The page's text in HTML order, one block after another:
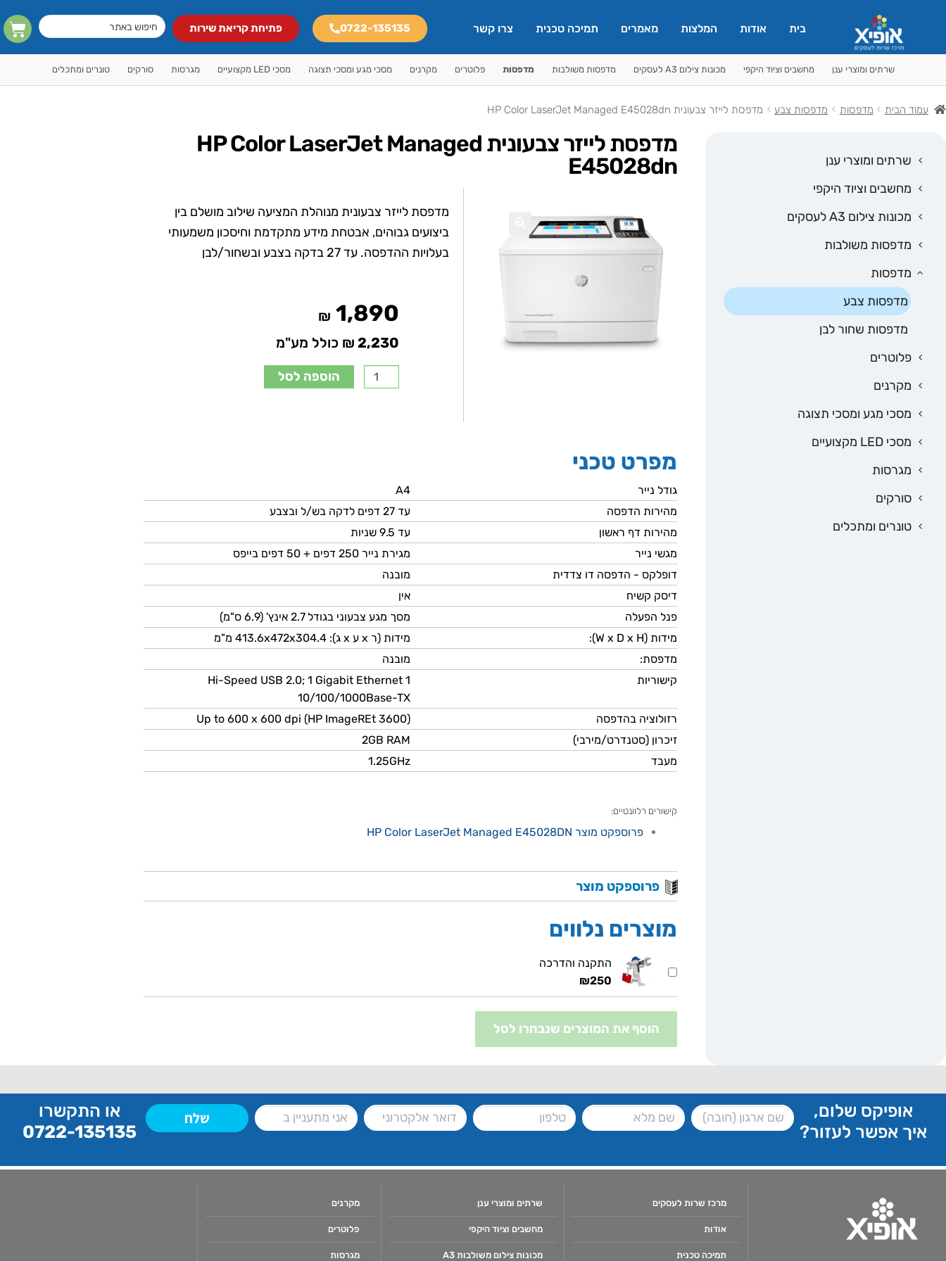
בית אודות המלצות מאמרים תמיכה טכנית צרו קשר 0722-135135 פתיחת קריאת שירות
שרתים ומוצרי ענן מחשבים וציוד היקפי מכונות צילום A3 לעסקים מדפסות משולבות מדפסות פלוטרים מקרנים מסכי מגע ומסכי תצוגה מסכי LED מקצועיים מגרסות סורקים טונרים ומתכלים
עמוד הבית מדפסות מדפסות צבע מדפסת לייזר צבעונית HP Color LaserJet Managed E45028dn
שרתים ומוצרי ענן
מחשבים וציוד היקפי
מכונות צילום A3 לעסקים
מדפסות משולבות
מדפסות
מדפסות צבע
מדפסות שחור לבן
פלוטרים
מקרנים
מסכי מגע ומסכי תצוגה
מסכי LED מקצועיים
מגרסות
סורקים
טונרים ומתכלים
מדפסת לייזר צבעונית HP Color LaserJet Managed
E45028dn
מדפסת לייזר צבעונית מנוהלת המציעה שילוב מושלם בין
ביצועים גבוהים, אבטחת מידע מתקדמת וחיסכון משמעותי
בעלויות ההדפסה. עד 27 בדקה בצבע ובשחור/לבן
1,890
₪
2,230 ₪ כולל מע"מ
הוספה לסל
מפרט טכני
גודל נייר
A4
מהירות הדפסה
עד 27 דפים לדקה בש/ל ובצבע
מהירות דף ראשון
עד 9.5 שניות
מגשי נייר
מגירת נייר 250 דפים + 50 דפים בייפס
דופלקס - הדפסה דו צדדית
מובנה
דיסק קשיח
אין
פנל הפעלה
מסך מגע צבעוני בגודל 2.7 אינץ' (6.9 ס"מ)
מידות (W x D x H):
מידות (ר x ע x ג): 413.6x472x304.4 מ"מ
מדפסת:
מובנה
קישוריות
1 Hi-Speed USB 2.0; 1 Gigabit Ethernet
10/100/1000Base-TX
רזולוציה בהדפסה
Up to 600 x 600 dpi (HP ImageREt 3600)
זיכרון (סטנדרט/מירבי)
2GB RAM
מעבד
1.25GHz
קישורים רלוונטיים:
פרוספקט מוצר HP Color LaserJet Managed E45028DN
פרוספקט מוצר
מוצרים נלווים
התקנה והדרכה
₪250
הוסף את המוצרים שנבחרו לסל
אופיקס שלום,
איך אפשר לעזור?
שלח
או התקשרו
0722-135135
מרכז שרות לעסקים
אודות
תמיכה טכנית
שרתים ומוצרי ענן
מחשבים וציוד היקפי
מכונות צילום משולבות A3
מקרנים
פלוטרים
מגרסות